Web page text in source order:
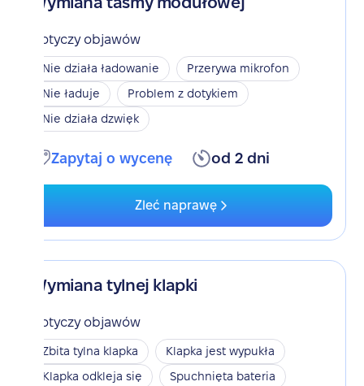
Dotyczy objawów
Nie działa ładowanie
Przerywa mikrofon
Nie ładuje
Problem z dotykiem
Nie działa dzwięk
Zapytaj o wycenę od 2 dni
Zleć naprawę
Wymiana tylnej klapki
Dotyczy objawów
Zbita tylna klapka
Klapka jest wypukła
Klapka odkleja się
Spuchnięta bateria